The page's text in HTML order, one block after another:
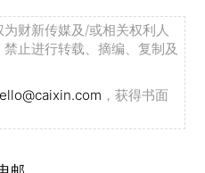
财新传媒及/或相关权利人
止进行转载、摘编、复制及
，获得书面